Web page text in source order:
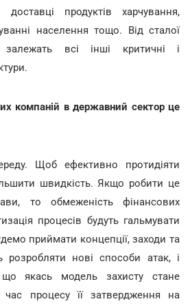
продуктів харчування,
населення тощо. Від сталої
залежать всі інші критичні і
компаній в державний сектор це
Щоб ефективно протидіяти
швидкість. Якщо робити це
то обмеженість фінансових
процесів будуть гальмувати
приймати концепції, заходи та
розробляти нові способи атак, і
якась модель захисту стане
процесу її затвердження на